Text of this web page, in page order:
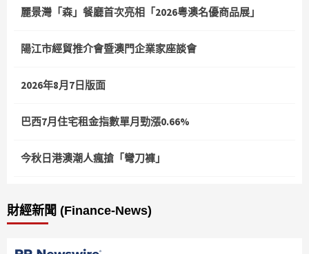
麗景灣「森」餐廳首次亮相「2026粵澳名優商品展」
陽江市經貿推介會暨澳門企業家座談會
2026年8月7日版面
巴西7月住宅租金指數單月勁漲0.66%
今秋日港澳潮人瘋搶「彎刀褲」
財經新聞 (Finance-News)